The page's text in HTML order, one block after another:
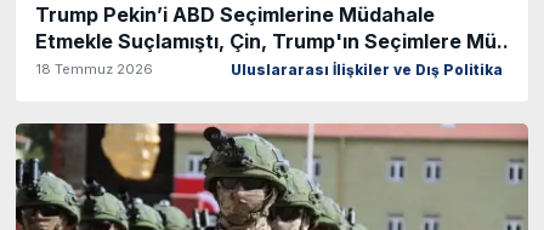
Trump Pekin’i ABD Seçimlerine Müdahale
Etmekle Suçlamıştı, Çin, Trump'ın Seçimlere Mü..
18 Temmuz 2026 Uluslararası İlişkiler ve Dış Politika